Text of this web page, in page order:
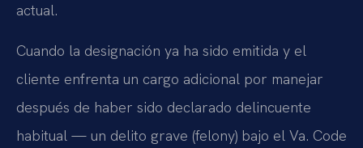
actual.
Cuando la designación ya ha sido emitida y el
cliente enfrenta un cargo adicional por manejar
después de haber sido declarado delincuente
habitual — un delito grave (felony) bajo el Va. Code